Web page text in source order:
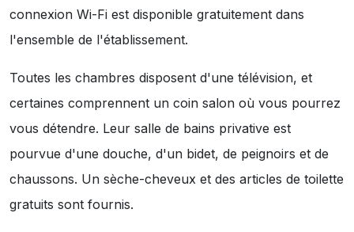
connexion Wi-Fi est disponible gratuitement dans
l'ensemble de l'établissement.
Toutes les chambres disposent d'une télévision, et
certaines comprennent un coin salon où vous pourrez
vous détendre. Leur salle de bains privative est
pourvue d'une douche, d'un bidet, de peignoirs et de
chaussons. Un sèche-cheveux et des articles de toilette
gratuits sont fournis.